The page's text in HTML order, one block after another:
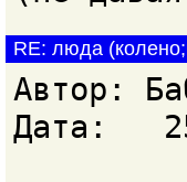
RE: люда
Автор:
Дата: